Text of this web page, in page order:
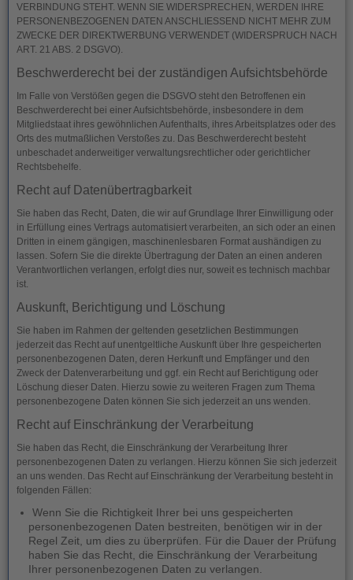
VERBINDUNG STEHT. WENN SIE WIDERSPRECHEN, WERDEN IHRE
PERSONENBEZOGENEN DATEN ANSCHLIESSEND NICHT MEHR ZUM
ZWECKE DER DIREKTWERBUNG VERWENDET (WIDERSPRUCH NACH
ART. 21 ABS. 2 DSGVO).
Beschwerde­recht bei der zuständigen Aufsichts­behörde
Im Falle von Verstößen gegen die DSGVO steht den Betroffenen ein
Beschwerderecht bei einer Aufsichtsbehörde, insbesondere in dem
Mitgliedstaat ihres gewöhnlichen Aufenthalts, ihres Arbeitsplatzes oder des
Orts des mutmaßlichen Verstoßes zu. Das Beschwerderecht besteht
unbeschadet anderweitiger verwaltungsrechtlicher oder gerichtlicher
Rechtsbehelfe.
Recht auf Daten­übertrag­barkeit
Sie haben das Recht, Daten, die wir auf Grundlage Ihrer Einwilligung oder
in Erfüllung eines Vertrags automatisiert verarbeiten, an sich oder an einen
Dritten in einem gängigen, maschinenlesbaren Format aushändigen zu
lassen. Sofern Sie die direkte Übertragung der Daten an einen anderen
Verantwortlichen verlangen, erfolgt dies nur, soweit es technisch machbar
ist.
Auskunft, Berichtigung und Löschung
Sie haben im Rahmen der geltenden gesetzlichen Bestimmungen
jederzeit das Recht auf unentgeltliche Auskunft über Ihre gespeicherten
personenbezogenen Daten, deren Herkunft und Empfänger und den
Zweck der Datenverarbeitung und ggf. ein Recht auf Berichtigung oder
Löschung dieser Daten. Hierzu sowie zu weiteren Fragen zum Thema
personenbezogene Daten können Sie sich jederzeit an uns wenden.
Recht auf Einschränkung der Verarbeitung
Sie haben das Recht, die Einschränkung der Verarbeitung Ihrer
personenbezogenen Daten zu verlangen. Hierzu können Sie sich jederzeit
an uns wenden. Das Recht auf Einschränkung der Verarbeitung besteht in
folgenden Fällen:
Wenn Sie die Richtigkeit Ihrer bei uns gespeicherten
personenbezogenen Daten bestreiten, benötigen wir in der
Regel Zeit, um dies zu überprüfen. Für die Dauer der Prüfung
haben Sie das Recht, die Einschränkung der Verarbeitung
Ihrer personenbezogenen Daten zu verlangen.